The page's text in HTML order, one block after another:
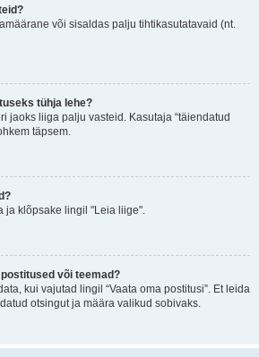
või sisaldas palju tihtikasutatavaid (nt.
tühja lehe?
jaoks liiga palju vasteid. Kasutaja “täiendatud
täpsem.
ja klõpsake lingil "Leia liige".
või teemad?
kui vajutad lingil “Vaata oma postitusi”. Et leida
otsingut ja määra valikud sobivaks.